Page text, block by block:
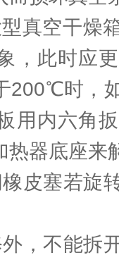
空干燥箱
，此时应
200℃时，
用内六角
热器底座来
塞若旋转
不能拆开